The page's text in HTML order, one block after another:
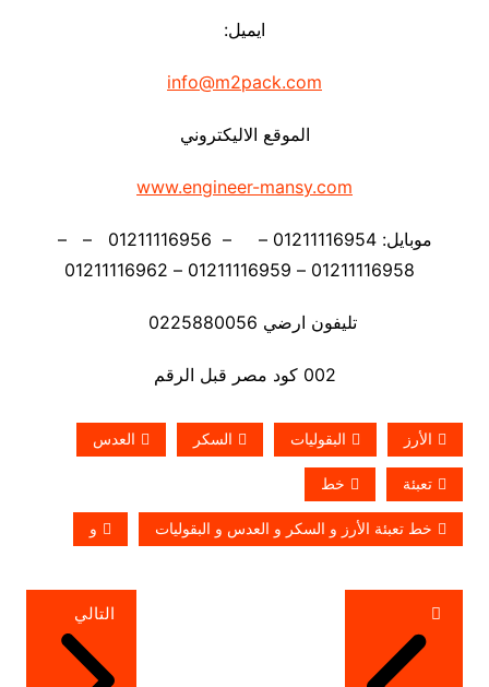
ايميل:
info@m2pack.com
الموقع الاليكتروني
www.engineer-mansy.com
موبايل: 01211116954 – – 01211116956 – –
تليفون ارضي 0225880056
002 كود مصر قبل الرقم
الأرز البقوليات السكر العدس
تعبئة خط
خط تعبئة الأرز و السكر و العدس و البقوليات و
تصفّح
المقالات
التالي